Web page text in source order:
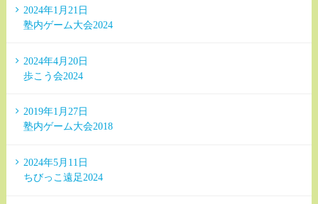
2024年1月21日
塾内ゲーム大会2024
2024年4月20日
歩こう会2024
2019年1月27日
塾内ゲーム大会2018
2024年5月11日
ちびっこ遠足2024